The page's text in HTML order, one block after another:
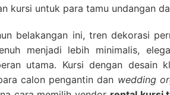
kursi untuk para tamu undangan
belakangan ini, tren dekorasi
menjadi lebih minimalis,
utama. Kursi dengan desain
calon pengantin dan wedding